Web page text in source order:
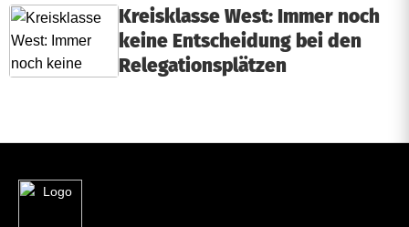
Kreisklasse West: Immer noch
keine Entscheidung bei den
Relegationsplätzen